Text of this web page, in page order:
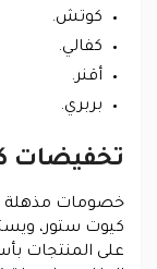
كوتش.
كفالي.
أقنر.
بربري.
تخفيضات
خصومات مذهلة
كيوت ستور،
على المنتجات